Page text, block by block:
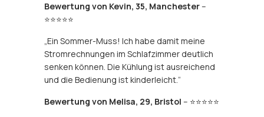
Bewertung von Kevin, 35, Manchester–
⭐⭐⭐⭐⭐
„Ein Sommer-Muss! Ich habe damit meine
Stromrechnungen im Schlafzimmer deutlich
senken können. Die Kühlung ist ausreichend
und die Bedienung ist kinderleicht.“
Bewertung von Melisa, 29, Bristol – ⭐⭐⭐⭐⭐